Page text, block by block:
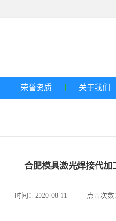
荣誉资质 关于我们
合肥模具激光焊接代加
时间：2020-08-11 点击次数